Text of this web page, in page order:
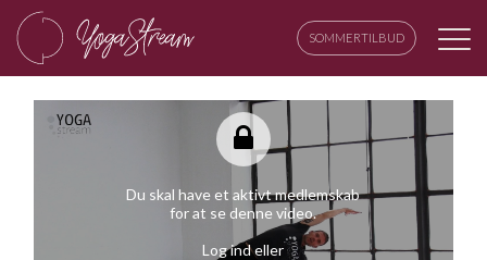
SOMMERTILBUD
Du skal have et aktivt medlemskab
for at se denne video.
Log ind eller